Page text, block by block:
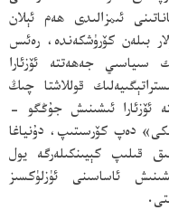
ئىمزالىدى ھەم ئېلان
بىلەن كۆرۈشكەندە، رەئىس
جەھەتتە ئۆزئارا
قوللاشتا چىڭ
ئۆزئارا ئىشىنىش جۇڭگو -
دەپ كۆرسىتىپ، دۇنياغا
قىلىپ كېيىنكىلەرگە يول
ئاساسىنى ئۈزلۈكسىز